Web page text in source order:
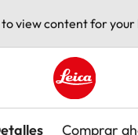
view content for
Leica logo -
Comprar